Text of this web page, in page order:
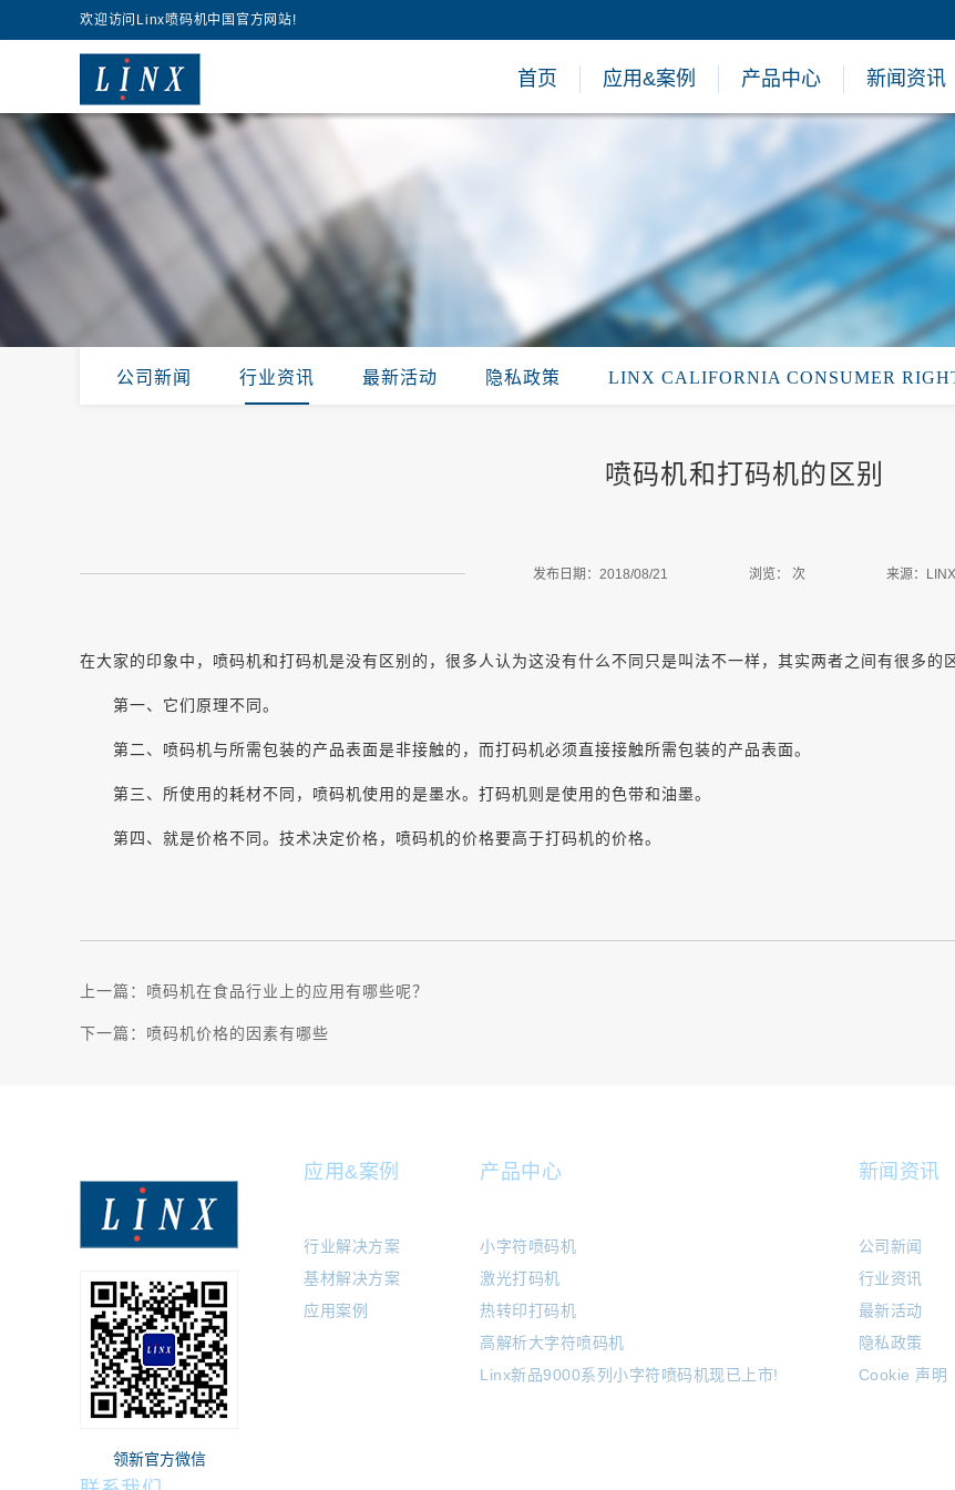
欢迎访问Linx喷码机中国官方网站!
首页 应用&案例 产品中心 新闻资讯
公司新闻 行业资讯 最新活动 隐私政策 LINX CALIFORNIA CONSUMER
喷码机和打码机的区别
发布日期：2018/08/21 浏览： 次 来源：LINX
在大家的印象中，喷码机和打码机是没有区别的，很多人认为这没有什么不同只是叫法不一样，其实两者之间有很多的
第一、它们原理不同。
第二、喷码机与所需包装的产品表面是非接触的，而打码机必须直接接触所需包装的产品表面。
第三、所使用的耗材不同，喷码机使用的是墨水。打码机则是使用的色带和油墨。
第四、就是价格不同。技术决定价格，喷码机的价格要高于打码机的价格。
上一篇： 喷码机在食品行业上的应用有哪些呢？
下一篇： 喷码机价格的因素有哪些
领新官方微信
应用&案例
行业解决方案
基材解决方案
应用案例
产品中心
小字符喷码机
激光打码机
热转印打码机
高解析大字符喷码机
Linx新品9000系列小字符喷码机现已上市!
新闻资讯
公司新闻
行业资讯
最新活动
隐私政策
Cookie 声明